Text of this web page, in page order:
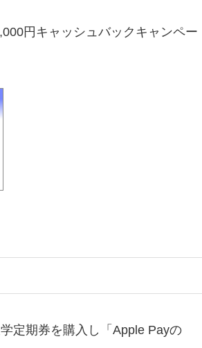
円キャッシュバックキャンペー
定期券を購入し「Apple Payの